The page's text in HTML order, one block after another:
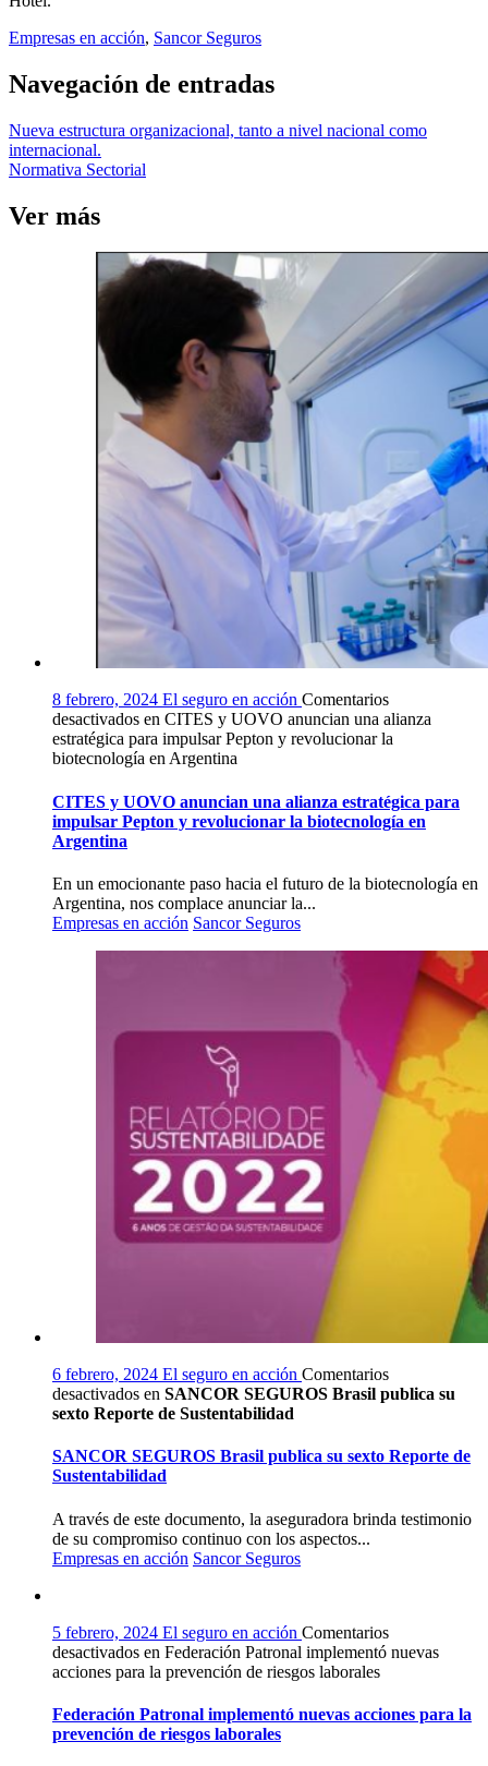
Empresas en acción, Sancor Seguros
Navegación de entradas
Nueva estructura organizacional, tanto a nivel nacional como
internacional.
Normativa Sectorial
Ver más
8 febrero, 2024 El seguro en acción Comentarios
desactivados en CITES y UOVO anuncian una alianza
estratégica para impulsar Pepton y revolucionar la
biotecnología en Argentina
CITES y UOVO anuncian una alianza estratégica para
impulsar Pepton y revolucionar la biotecnología en
Argentina
En un emocionante paso hacia el futuro de la biotecnología en
Argentina, nos complace anunciar la...
Empresas en acción Sancor Seguros
6 febrero, 2024 El seguro en acción Comentarios
desactivados en SANCOR SEGUROS Brasil publica su
sexto Reporte de Sustentabilidad
SANCOR SEGUROS Brasil publica su sexto Reporte de
Sustentabilidad
A través de este documento, la aseguradora brinda testimonio
de su compromiso continuo con los aspectos...
Empresas en acción Sancor Seguros
5 febrero, 2024 El seguro en acción Comentarios
desactivados en Federación Patronal implementó nuevas
acciones para la prevención de riesgos laborales
Federación Patronal implementó nuevas acciones para la
prevención de riesgos laborales